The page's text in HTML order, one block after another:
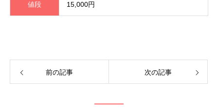
値段 15,000円
前の記事 次の記事